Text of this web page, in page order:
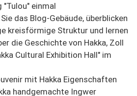
"Tulou" einmal
das Blog-Gebäude, überblicken
kreisförmige Struktur und lernen
die Geschichte von Hakka, Zoll
Cultural Exhibition Hall" im
mit Hakka Eigenschaften
handgemachte Ingwer